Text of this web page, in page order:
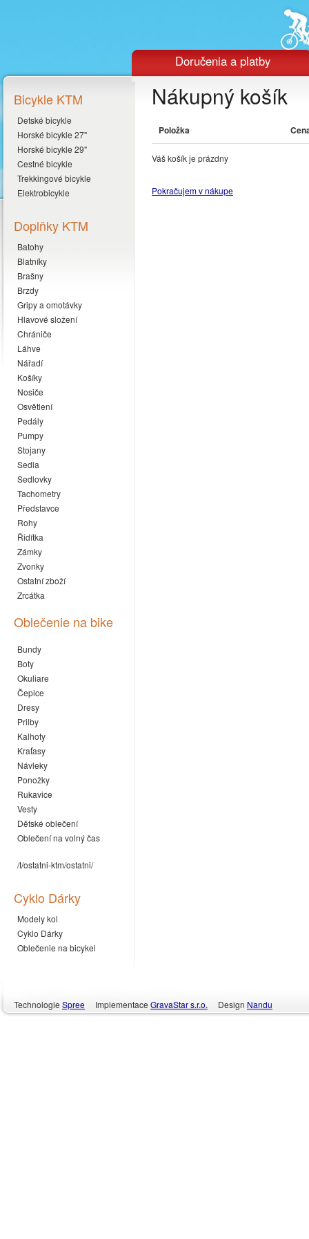
Doručenia a platby
Bicykle KTM
Detské bicykle
Horské bicykle 27"
Horské bicykle 29"
Cestné bicykle
Trekkingové bicykle
Elektrobicykle
Doplňky KTM
Batohy
Blatníky
Brašny
Brzdy
Gripy a omotávky
Hlavové složení
Chrániče
Láhve
Nářadí
Košíky
Nosiče
Osvětlení
Pedály
Pumpy
Stojany
Sedla
Sedlovky
Tachometry
Představce
Rohy
Řidítka
Zámky
Zvonky
Ostatní zboží
Zrcátka
Oblečenie na bike
Bundy
Boty
Okuliare
Čepice
Dresy
Prilby
Kalhoty
Kraťasy
Návleky
Ponožky
Rukavice
Vesty
Dětské oblečení
Oblečení na volný čas
/t/ostatni-ktm/ostatni/
Cyklo Dárky
Modely kol
Cyklo Dárky
Oblečenie na bicykel
Nákupný košík
Položka
Váš košík je prázdny
Pokračujem v nákupe
Technologie Spree Implementace GravaStar s.r.o. Design Nandu